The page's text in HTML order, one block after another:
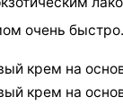
очень
крем на
крем на